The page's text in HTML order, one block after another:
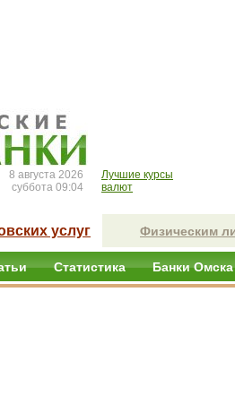
8 августа 2026
суббота 09:04
Лучшие курсы
валют
услуг Физическим
Статистика Банки Омска